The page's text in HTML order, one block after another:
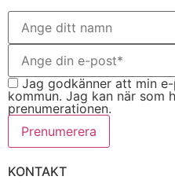
Jag godkänner att min
kommun. Jag kan när som
prenumerationen.
Prenumerera
KONTAKT